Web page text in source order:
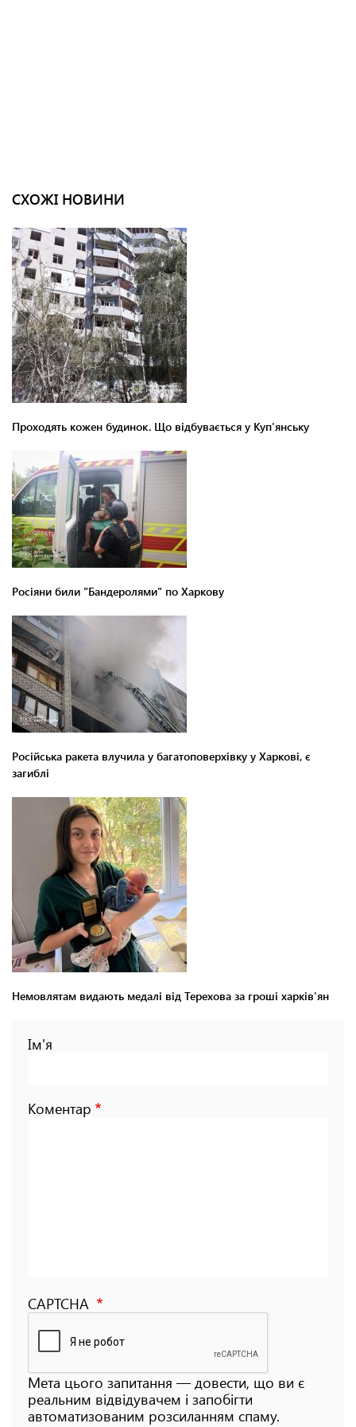
СХОЖІ НОВИНИ
Проходять кожен будинок. Що відбувається у Куп'янську
Росіяни били "Бандеролями" по Харкову
Російська ракета влучила у багатоповерхівку у Харкові, є
загиблі
Немовлятам видають медалі від Терехова за гроші харків'ян
Ім'я
Коментар
CAPTCHA
Мета цього запитання — довести, що ви є
реальним відвідувачем і запобігти
автоматизованим розсиланням спаму.